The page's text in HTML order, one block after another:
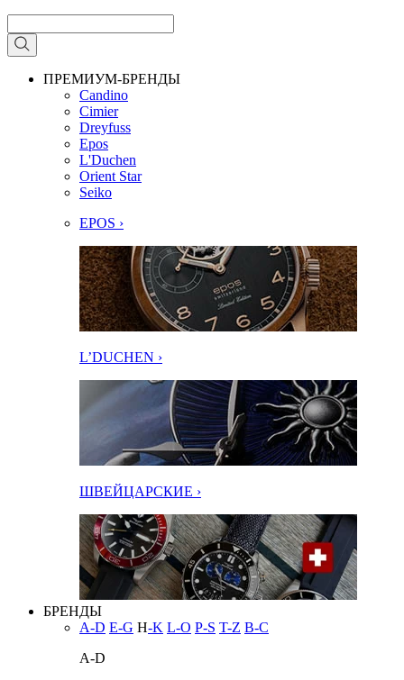
ПРЕМИУМ-БРЕНДЫ
Candino
Cimier
Dreyfuss
Epos
L'Duchen
Orient Star
Seiko
EPOS ›
L’DUCHEN ›
ШВЕЙЦАРСКИЕ ›
БРЕНДЫ
A-D E-G H-K L-O P-S T-Z В-С
A-D